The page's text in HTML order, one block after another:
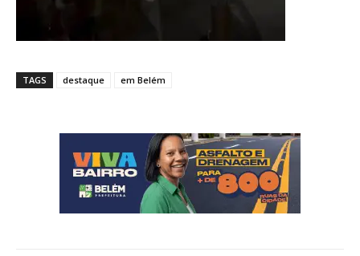
TAGS destaque em Belém